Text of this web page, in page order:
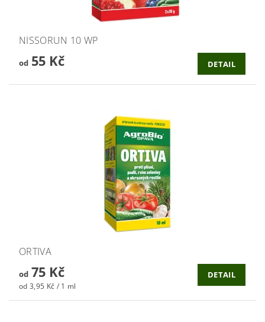
NISSORUN 10 WP
od55 Kč DETAIL
ORTIVA
od75 Kč
od 3,95 Kč / 1 ml
DETAIL